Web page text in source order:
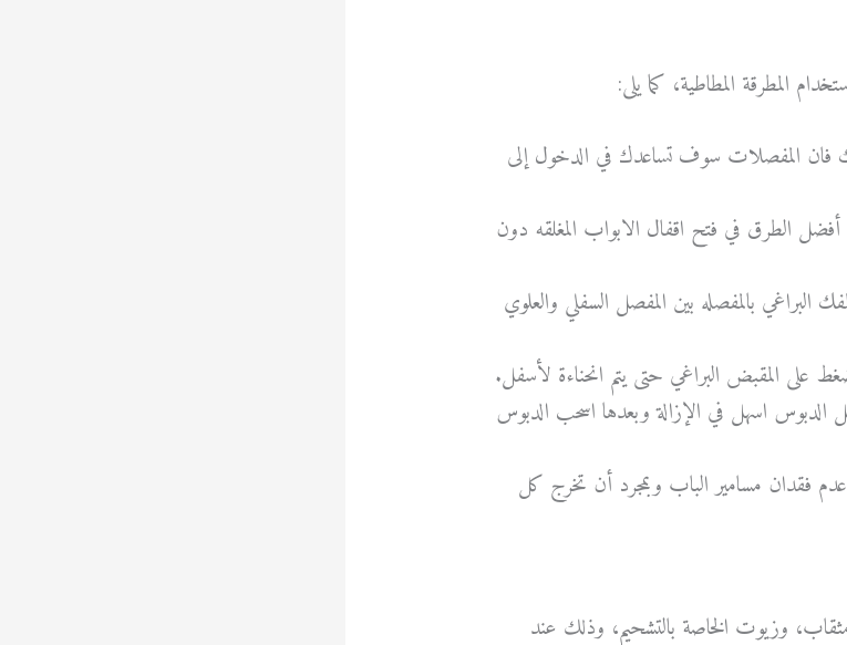
المطرقة المطاطية، كما يلى:
فان المفصلات سوف تساعدك في الدخول إلى
الطرق في فتح اقفال الابواب المغلقه دون
بالمفصله بين المفصل السفلي والعلوي
على المقبض البراغي حتى يتم انحناءة لأسفل.
اسهل في الإزالة وبعدها اسحب الدبوس
فقدان مسامير الباب وبمجرد أن تخرج كل
وزيوت الخاصة بالتشحيم، وذلك عند